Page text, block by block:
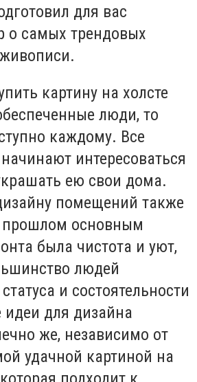
для вас
о самых трендовых
картину на холсте
люди, то
каждому. Все
интересоваться
ею свои дома.
помещений также
прошлом основным
была чистота и уют,
людей
и состоятельности
для дизайна
же, независимо от
удачной картиной на